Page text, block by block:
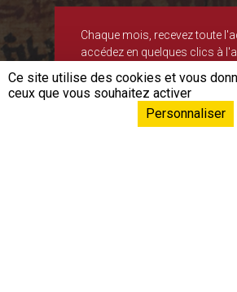
Chaque mois, recevez toute
accédez en quelques clics à
S'inscrire
Ce site utilise des cookies et vous
ceux que vous souhaitez activer
Personnaliser